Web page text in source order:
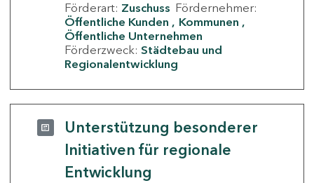
Förderart: Zuschuss Fördernehmer:
Öffentliche Kunden
Kommunen
Öffentliche Unternehmen
Förderzweck: Städtebau und
Regionalentwicklung
Unterstützung besonderer
Initiativen für regionale
Entwicklung